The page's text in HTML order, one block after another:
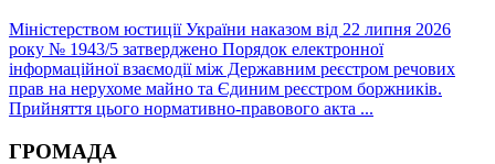
Міністерством юстиції України наказом від 22 липня 2026
року № 1943/5 затверджено Порядок електронної
інформаційної взаємодії між Державним реєстром речових
прав на нерухоме майно та Єдиним реєстром боржників.
Прийняття цього нормативно-правового акта ...
ГРОМАДА